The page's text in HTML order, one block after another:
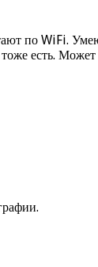
по WiFi.
есть. Может